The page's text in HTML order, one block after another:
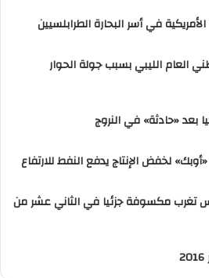
العام الليبي بسبب جولة الحوار
بعد «حادثة» في النروج
لخفض الإنتاج يدفع النفط للارتفاع
تغرب مكسوفة جزئيا في الثاني عشر من